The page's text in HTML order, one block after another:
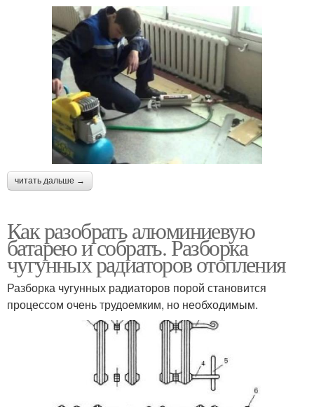
читать дальше →
Как разобрать алюминиевую
батарею и собрать. Разборка
чугунных радиаторов отопления
Разборка чугунных радиаторов порой становится
процессом очень трудоемким, но необходимым.